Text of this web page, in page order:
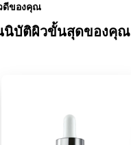
นิบัติผิวขั้นสุดของคุณ
ดีของคุณ